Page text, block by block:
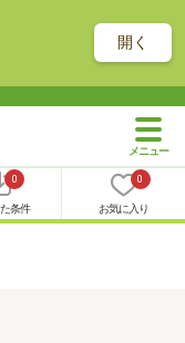
開く
0
条件
0
お気に入り